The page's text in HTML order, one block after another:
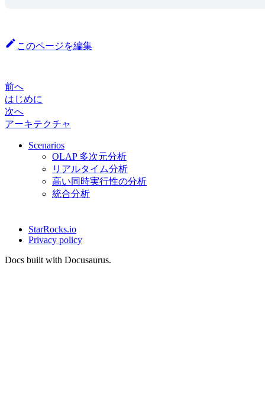
このページを編集
前へ
はじめに
次へ
アーキテクチャ
Scenarios
OLAP 多次元分析
リアルタイム分析
高い同時実行性の分析
統合分析
StarRocks.io
Privacy policy
Docs built with Docusaurus.